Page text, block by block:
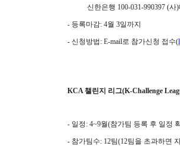
신한은행 100-031-990397 (사)
- 등록마감: 4월 3일까지
- 신청방법 : E-mail로 참가신청 접수(
KCA챌린지 리그(K-Challenge
- 일정: 4~9월(참가팀 등록 후 일정
- 참가팀수: 12팀(12팀을 초과하면